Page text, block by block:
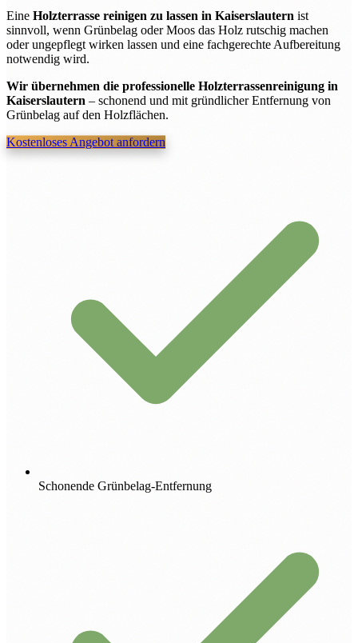
Eine Holzterrasse reinigen zu lassen in Kaiserslautern ist
sinnvoll, wenn Grünbelag oder Moos das Holz rutschig machen
oder ungepflegt wirken lassen und eine fachgerechte Aufbereitung
notwendig wird.
Wir übernehmen die professionelle Holzterrassenreinigung in
Kaiserslautern – schonend und mit gründlicher Entfernung von
Grünbelag auf den Holzflächen.
Kostenloses Angebot anfordern
Schonende Grünbelag-Entfernung